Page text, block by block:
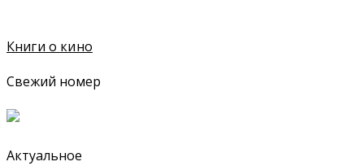
Книги о кино
Свежий номер
Актуальное